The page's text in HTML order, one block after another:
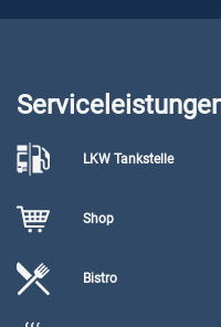
LKW Tankstelle
Shop
Bistro